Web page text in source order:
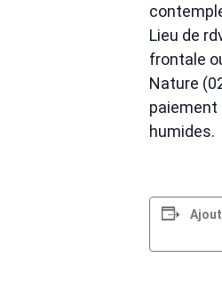
Lieu de
frontale
Nature
paiement
humides.